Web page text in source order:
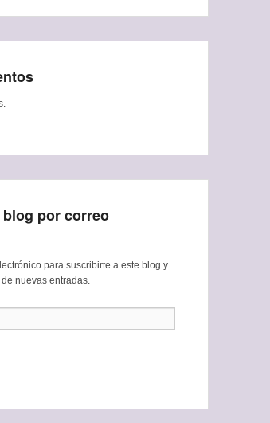
por correo
para suscribirte a este blog y
nuevas entradas.